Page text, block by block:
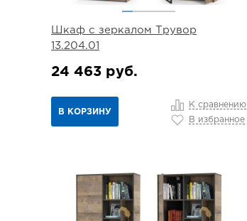
Шкаф с зеркалом Трувор
13.204.01
24 463 руб.
В КОРЗИНУ
К сравнению
В избранное